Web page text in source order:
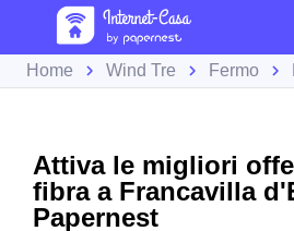
Home Wind Tre Fermo